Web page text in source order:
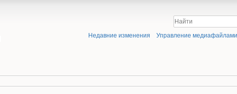
Недавние изменения Управление медиафайлами